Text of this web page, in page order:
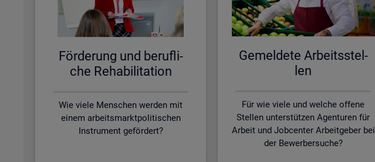
För­de­rung und be­ruf­li­
che Re­ha­bi­li­ta­ti­on
Wie viele Menschen werden mit
einem arbeitsmarktpolitischen
Instrument gefördert?
Ge­mel­de­te Ar­beits­stel­
len
Für wie viele und welche offene
Stellen unterstützen Agenturen für
Arbeit und Jobcenter Arbeitgeber bei
der Bewerbersuche?